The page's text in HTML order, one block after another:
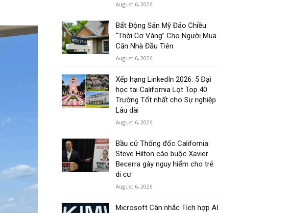
August 6, 2026
Bất Động Sản Mỹ Đảo Chiều:
“Thời Cơ Vàng” Cho Người Mua
Căn Nhà Đầu Tiên
August 6, 2026
Xếp hạng LinkedIn 2026: 5 Đại
học tại California Lọt Top 40
Trường Tốt nhất cho Sự nghiệp
Lâu dài
August 6, 2026
Bầu cử Thống đốc California:
Steve Hilton cáo buộc Xavier
Becerra gây nguy hiểm cho trẻ
di cư
August 6, 2026
Microsoft Cân nhắc Tích hợp AI